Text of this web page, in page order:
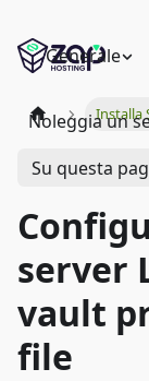
Generale
Noleggia un
Installa
Su questa
server
vault
file